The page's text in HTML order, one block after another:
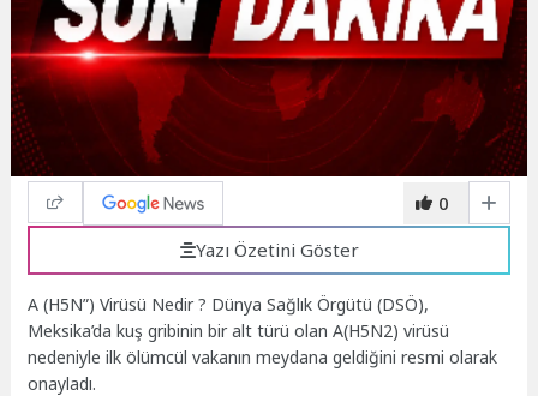
0
Yazı Özetini Göster
A (H5N”) Virüsü Nedir ? Dünya Sağlık Örgütü (DSÖ),
Meksika’da kuş gribinin bir alt türü olan A(H5N2) virüsü
nedeniyle ilk ölümcül vakanın meydana geldiğini resmi olarak
onayladı.